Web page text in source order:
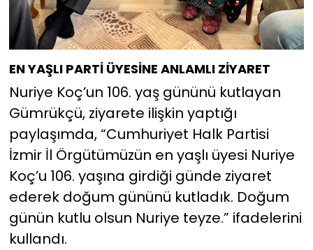
EN YAŞLI PARTİ ÜYESİNE ANLAMLI ZİYARET
Nuriye Koç’un 106. yaş gününü kutlayan
Gümrükçü, ziyarete ilişkin yaptığı
paylaşımda, “Cumhuriyet Halk Partisi
İzmir İl Örgütümüzün en yaşlı üyesi Nuriye
Koç’u 106. yaşına girdiği günde ziyaret
ederek doğum gününü kutladık. Doğum
günün kutlu olsun Nuriye teyze.” ifadelerini
kullandı.